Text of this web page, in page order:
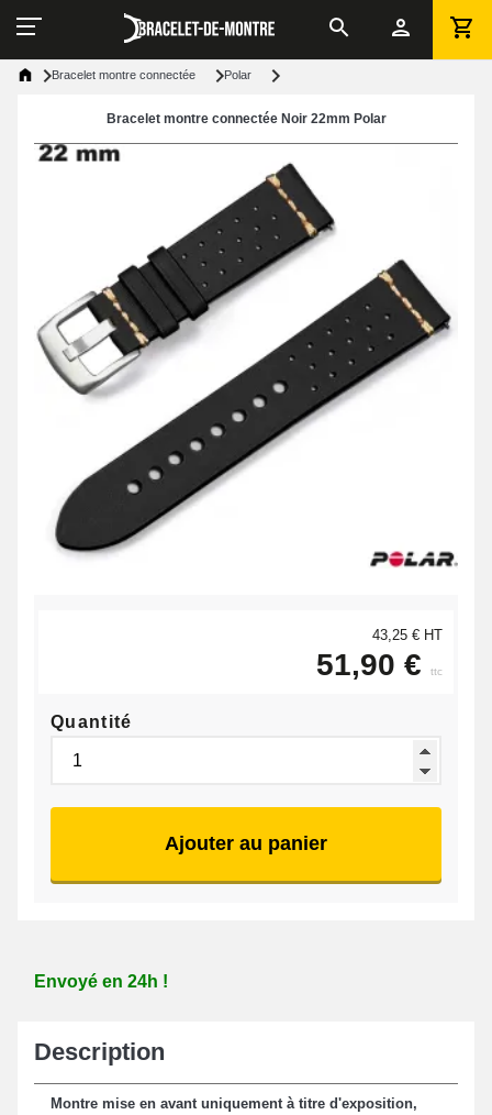
Bracelet montre connectée Polar
Bracelet montre connectée Noir 22mm Polar
43,25 € HT
51,90 € ttc
Quantité
Ajouter au panier
Envoyé en 24h !
Description
Montre mise en avant uniquement à titre d'exposition,